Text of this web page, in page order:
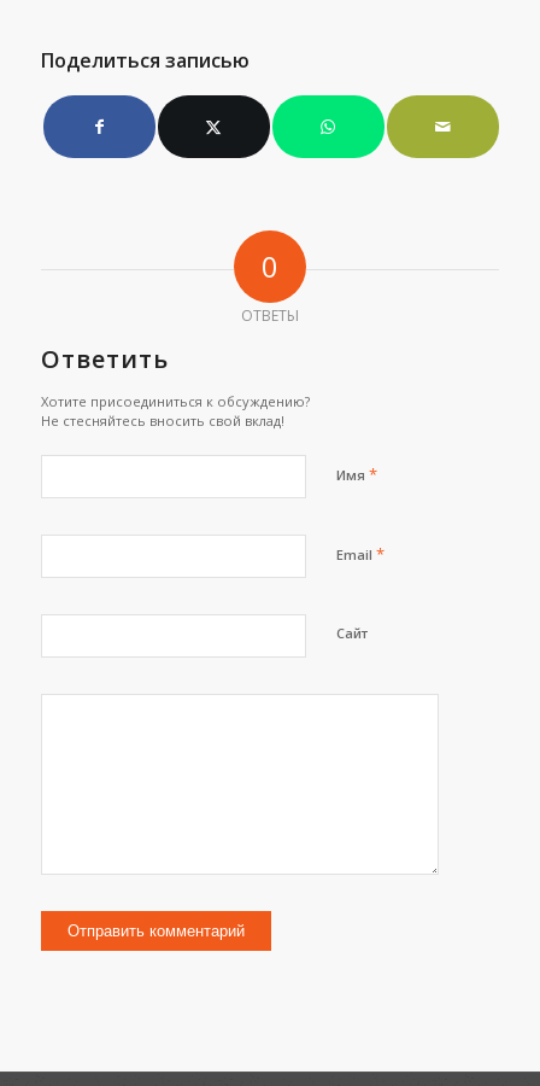
Поделиться записью
0
ОТВЕТЫ
Ответить
Хотите присоединиться к обсуждению?
Не стесняйтесь вносить свой вклад!
Имя *
Email *
Сайт